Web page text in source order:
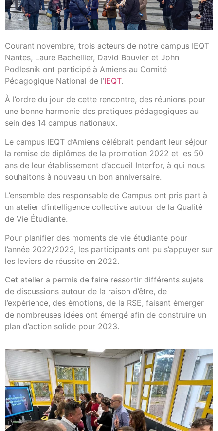
Courant novembre, trois acteurs de notre campus IEQT
Nantes, Laure Bachellier, David Bouvier et John
Podlesnik ont participé à Amiens au Comité
Pédagogique National de l’IEQT.
À l’ordre du jour de cette rencontre, des réunions pour
une bonne harmonie des pratiques pédagogiques au
sein des 14 campus nationaux.
Le campus IEQT d’Amiens célébrait pendant leur séjour
la remise de diplômes de la promotion 2022 et les 50
ans de leur établissement d’accueil Interfor, à qui nous
souhaitons à nouveau un bon anniversaire.
L’ensemble des responsable de Campus ont pris part à
un atelier d’intelligence collective autour de la Qualité
de Vie Étudiante.
Pour planifier des moments de vie étudiante pour
l’année 2022/2023, les participants ont pu s’appuyer sur
les leviers de réussite en 2022.
Cet atelier a permis de faire ressortir différents sujets
de discussions autour de la raison d’être, de
l’expérience, des émotions, de la RSE, faisant émerger
de nombreuses idées ont émergé afin de construire un
plan d’action solide pour 2023.